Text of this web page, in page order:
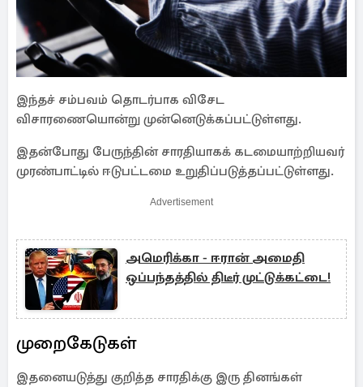
இந்தச் சம்பவம் தொடர்பாக விசேட
விசாரணையொன்று முன்னெடுக்கப்பட்டுள்ளது.
இதன்போது பேருந்தின் சாரதியாகக் கடமையாற்றியவர்
முரண்பாட்டில் ஈடுபட்டமை உறுதிப்படுத்தப்பட்டுள்ளது.
Advertisement
அமெரிக்கா - ஈரான் அமைதி
ஒப்பந்தத்தில் திடீர் முட்டுக்கட்டை!
முறைகேடுகள்
இதனையடுத்து குறித்த சாரதிக்கு இரு தினங்கள்